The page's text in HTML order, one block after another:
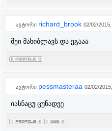
ავტორი richard_brook 02/02/
მეი მახიბლავს და ეგააა
ავტორი pessmasteraa 02/02/
იასნაცუ ცუნადეე